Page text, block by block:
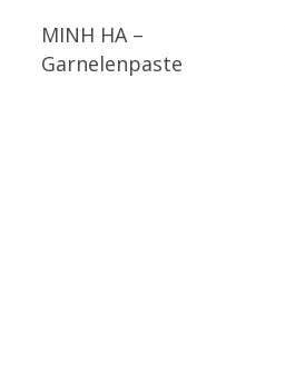
MINH HA –
Garnelenpaste